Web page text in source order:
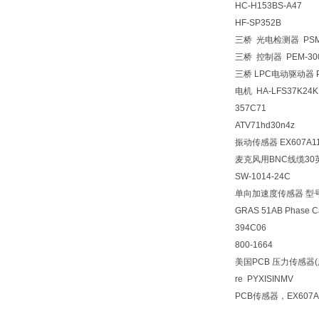
HC-H153BS-A47
HF-SP352B
三桥 光电检测器
三桥 控制器 PEM-
三桥 LPC电动驱动器
电机 HA-LFS37K24K
357C71
ATV71hd30n4z
振动传感器
麦克风用BNC线缆30
SW-1014-24C
单向加速度传感器 型
GRAS 51AB Phase
394C06
800-1664
美国PCB 压力传感器
re PYXISINMV
PCB传感器，